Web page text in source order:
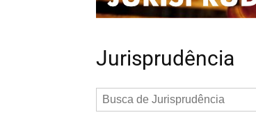
Jurisprudência